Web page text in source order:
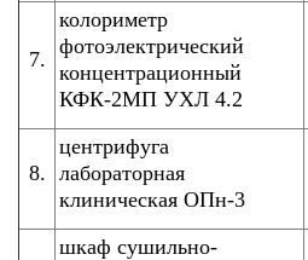
7.
колориметр
фотоэлектрический
концентрационный
КФК-2МП УХЛ 4.2
8.
центрифуга
лабораторная
клиническая ОПн-3
шкаф сушильно-